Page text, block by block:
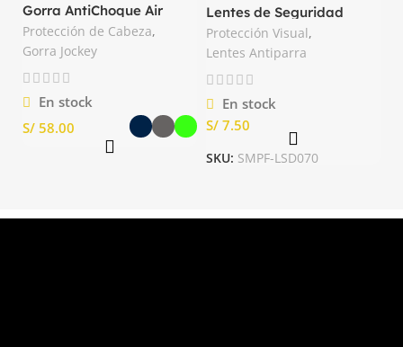
Gorra AntiChoque Air
Coltan Delta plus
Protección de Cabeza,
Gorra Jockey
En stock
S/
Lentes de Seguridad
Google Taal Deltaplus
Protección Visual,
Lentes Antiparra
En stock
S/
SKU: SMPF-LSD070